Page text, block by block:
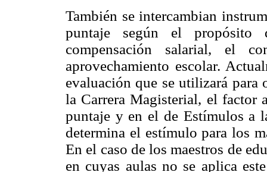
También se intercambian
puntaje según el propósito
compensación salarial, el
aprovechamiento escolar.
evaluación que se utilizará
la Carrera Magisterial, el factor
puntaje y en el de Estímulos a
determina el estímulo para los
En el caso de los maestros de
en cuyas aulas no se aplica